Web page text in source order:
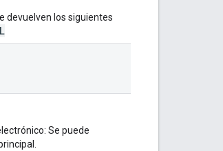
devuelven los siguientes
Se puede